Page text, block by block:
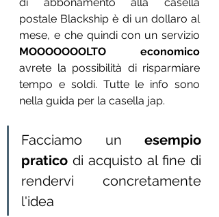
postale Blackship è di un dollaro al
MOOOOOOOLTO economico
avrete la possibilità di risparmiare
tempo e soldi. Tutte le info sono
nella guida per la casella jap.
Facciamo un esempio
pratico di acquisto al fine di
rendervi  concretamente
l'idea